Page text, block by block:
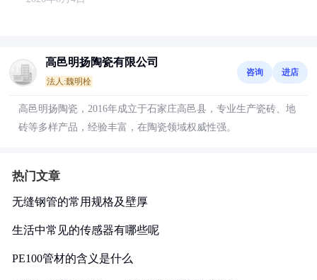
高邑明扬陶瓷有限公司
法人:魏明栓
咨询 进店
高邑明扬陶瓷，2016年成立于石家庄高邑县，专业生产瓷砖、地
砖等多样产品，经验丰富，在陶瓷领域权威性强。
热门文章
无缝钢管的常用规格及壁厚
生活中常见的传感器有哪些呢
PE100管材的含义是什么